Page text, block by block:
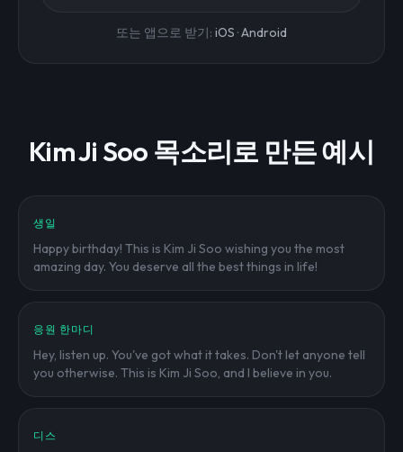
또는 앱으로 받기: iOS ·Android
Kim Ji Soo 목소리로 만든 예시
생일
Happy birthday! This is Kim Ji Soo wishing you the most
amazing day. You deserve all the best things in life!
응원 한마디
Hey, listen up. You've got what it takes. Don't let anyone tell
you otherwise. This is Kim Ji Soo, and I believe in you.
디스